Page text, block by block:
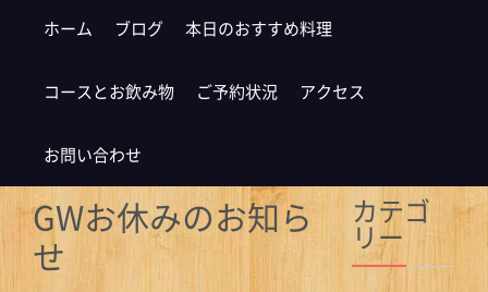
ホーム ブログ 本日のおすすめ料理
コースとお飲み物 ご予約状況 アクセス
お問い合わせ
GWお休みのお知ら
せ
カテゴ
リー